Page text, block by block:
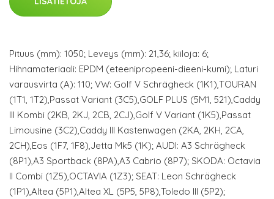
Pituus (mm): 1050; Leveys (mm): 21,36; kiiloja: 6;
Hihnamateriaali: EPDM (eteenipropeeni-dieeni-kumi); Laturi
varausvirta (A): 110; VW: Golf V Schrägheck (1K1),TOURAN
(1T1, 1T2),Passat Variant (3C5),GOLF PLUS (5M1, 521),Caddy
III Kombi (2KB, 2KJ, 2CB, 2CJ),Golf V Variant (1K5),Passat
Limousine (3C2),Caddy III Kastenwagen (2KA, 2KH, 2CA,
2CH),Eos (1F7, 1F8),Jetta Mk5 (1K); AUDI: A3 Schrägheck
(8P1),A3 Sportback (8PA),A3 Cabrio (8P7); SKODA: Octavia
II Combi (1Z5),OCTAVIA (1Z3); SEAT: Leon Schrägheck
(1P1),Altea (5P1),Altea XL (5P5, 5P8),Toledo III (5P2);